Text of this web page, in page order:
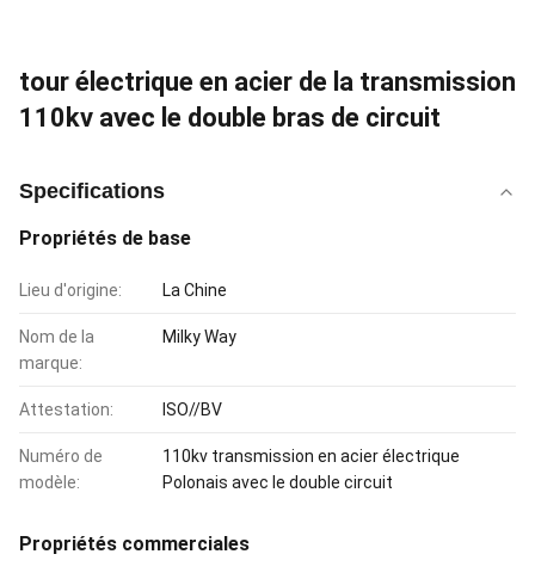
tour électrique en acier de la transmission
110kv avec le double bras de circuit
Specifications
Propriétés de base
Lieu d'origine: La Chine
Nom de la
marque:
Milky Way
Attestation: ISO//BV
Numéro de
modèle:
110kv transmission en acier électrique
Polonais avec le double circuit
Propriétés commerciales